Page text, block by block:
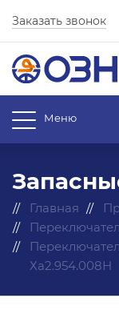
Заказать звонок
Меню
Главная
Ха2.954.008Н